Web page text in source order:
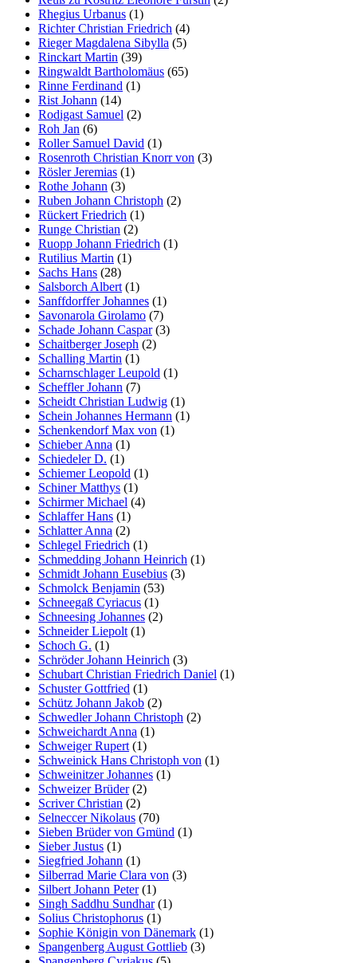
Rhegius Urbanus (1)
Richter Christian Friedrich (4)
Rieger Magdalena Sibylla (5)
Rinckart Martin (39)
Ringwaldt Bartholomäus (65)
Rinne Ferdinand (1)
Rist Johann (14)
Rodigast Samuel (2)
Roh Jan (6)
Roller Samuel David (1)
Rosenroth Christian Knorr von (3)
Rösler Jeremias (1)
Rothe Johann (3)
Ruben Johann Christoph (2)
Rückert Friedrich (1)
Runge Christian (2)
Ruopp Johann Friedrich (1)
Rutilius Martin (1)
Sachs Hans (28)
Salsborch Albert (1)
Sanffdorffer Johannes (1)
Savonarola Girolamo (7)
Schade Johann Caspar(3)
Schaitberger Joseph (2)
Schalling Martin (1)
Scharnschlager Leupold (1)
Scheffler Johann (7)
Scheidt Christian Ludwig (1)
Schein Johannes Hermann (1)
Schenkendorf Max von (1)
Schieber Anna (1)
Schiedeler D. (1)
Schiemer Leopold (1)
Schiner Matthys (1)
Schirmer Michael (4)
Schlaffer Hans (1)
Schlatter Anna (2)
Schlegel Friedrich (1)
Schmedding Johann Heinrich (1)
Schmidt Johann Eusebius (3)
Schmolck Benjamin (53)
Schneegaß Cyriacus (1)
Schneesing Johannes (2)
Schneider Liepolt (1)
Schoch G. (1)
Schröder Johann Heinrich (3)
Schubart Christian Friedrich Daniel (1)
Schuster Gottfried (1)
Schütz Johann Jakob (2)
Schwedler Johann Christoph (2)
Schweichardt Anna (1)
Schweiger Rupert (1)
Schweinick Hans Christoph von (1)
Schweinitzer Johannes (1)
Schweizer Brüder(2)
Scriver Christian (2)
Selneccer Nikolaus (70)
Sieben Brüder von Gmünd (1)
Sieber Justus (1)
Siegfried Johann (1)
Silberrad Marie Clara von (3)
Silbert Johann Peter(1)
Singh Saddhu Sundhar(1)
Solius Christophorus (1)
Sophie Königin von Dänemark (1)
Spangenberg August Gottlieb (3)